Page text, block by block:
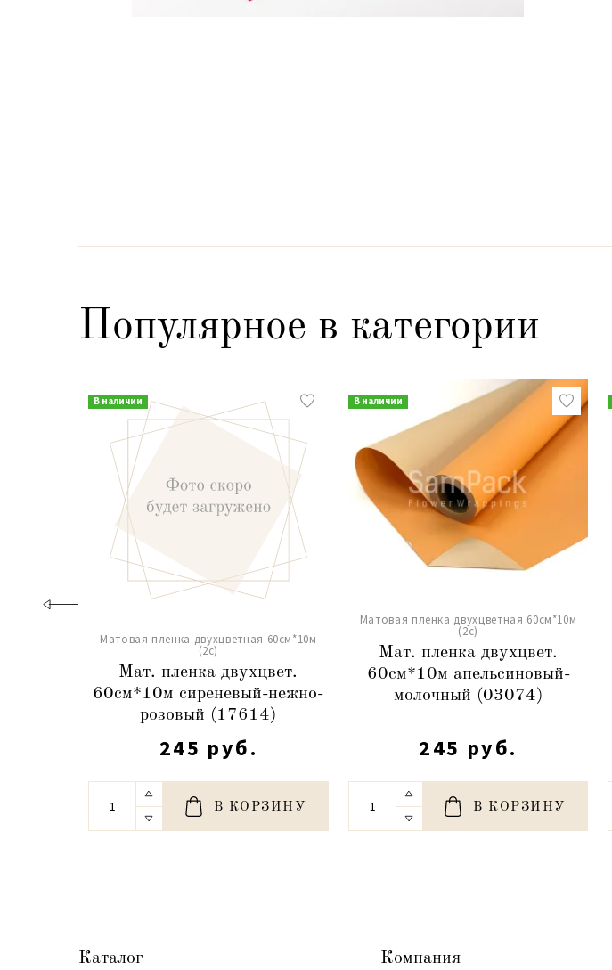
Популярное в категории
В наличии
Матовая пленка двухцветная 60см*10м
(2c)
Мат. пленка двухцвет.
60см*10м сиреневый-нежно-
розовый (17614)
245 руб.
В КОРЗИНУ
В наличии
Матовая пленка двухцветная 60см*10м
(2c)
Мат. пленка двухцвет.
60см*10м апельсиновый-
молочный (03074)
245 руб.
В КОРЗИНУ
Каталог Компания